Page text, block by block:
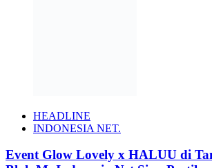
HEADLINE
INDONESIA NET.
Event Glow Lovely x HALUU di